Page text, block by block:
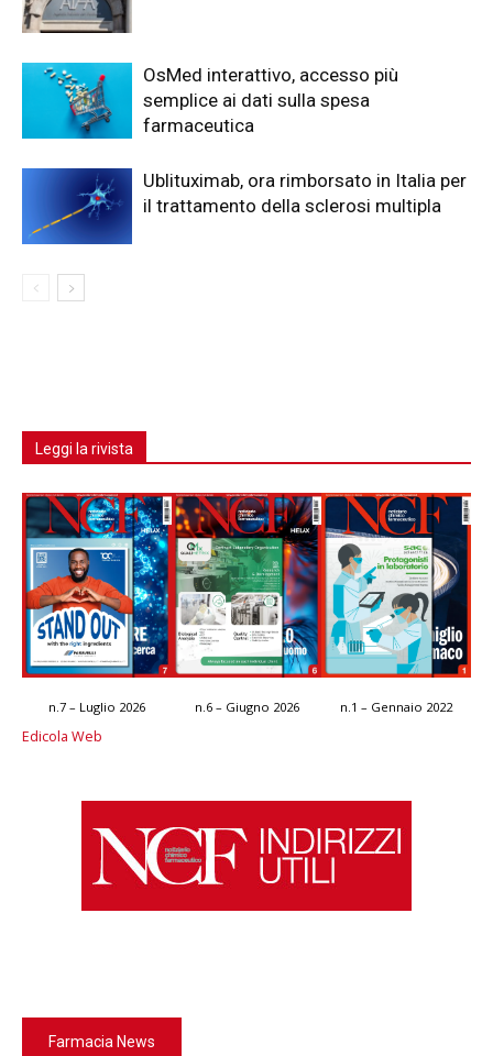
OsMed interattivo, accesso più
semplice ai dati sulla spesa
farmaceutica
Ublituximab, ora rimborsato in Italia per
il trattamento della sclerosi multipla
Leggi la rivista
n.7 – Luglio 2026 n.6 – Giugno 2026 n.1 – Gennaio 2022
Edicola Web
Farmacia News